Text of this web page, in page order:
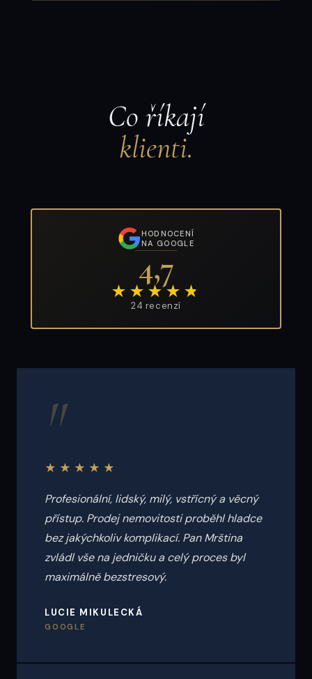
Co říkají
klienti.
HODNOCENÍ
NA GOOGLE
4,7
★★★★ ★
24 recenzí
"
★★★★★
Profesionální, lidský, milý, vstřícný a věcný
přístup. Prodej nemovitosti proběhl hladce
bez jakýchkoliv komplikací. Pan Mrština
zvládl vše na jedničku a celý proces byl
maximálně bezstresový.
LUCIE MIKULECKÁ
GOOGLE